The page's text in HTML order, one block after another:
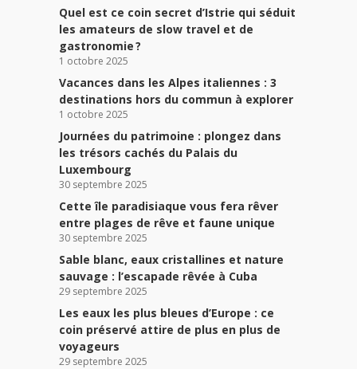
Quel est ce coin secret d’Istrie qui séduit
les amateurs de slow travel et de
gastronomie ?
1 octobre 2025
Vacances dans les Alpes italiennes : 3
destinations hors du commun à explorer
1 octobre 2025
Journées du patrimoine : plongez dans
les trésors cachés du Palais du
Luxembourg
30 septembre 2025
Cette île paradisiaque vous fera rêver
entre plages de rêve et faune unique
30 septembre 2025
Sable blanc, eaux cristallines et nature
sauvage : l’escapade rêvée à Cuba
29 septembre 2025
Les eaux les plus bleues d’Europe : ce
coin préservé attire de plus en plus de
voyageurs
29 septembre 2025